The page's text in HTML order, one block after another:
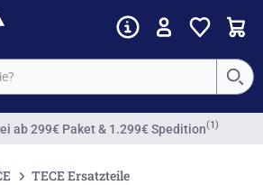
ab 299€ Paket & 1.299€ Spedition(1)
TECE Ersatzteile